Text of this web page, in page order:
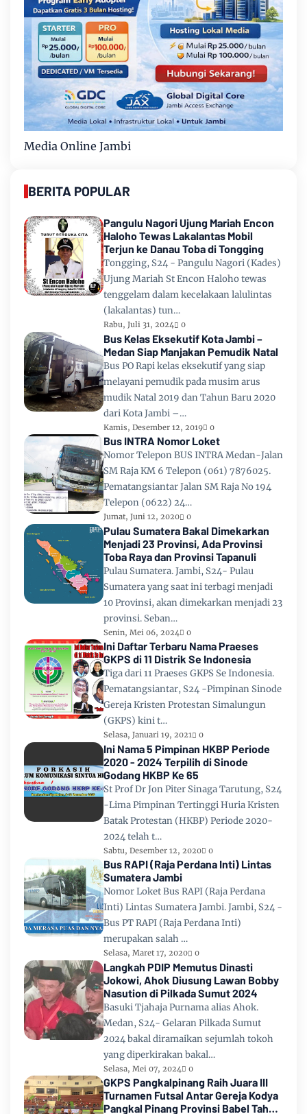
Media Online Jambi
BERITA POPULAR
Pangulu Nagori Ujung Mariah Encon
Haloho Tewas Lakalantas Mobil
Terjun ke Danau Toba di Tongging
Tongging, S24 - Pangulu Nagori (Kades)
Ujung Mariah St Encon Haloho tewas
tenggelam dalam kecelakaan lalulintas
(lakalantas) tun…
Rabu, Juli 31, 2024 0
Bus Kelas Eksekutif Kota Jambi –
Medan Siap Manjakan Pemudik Natal
Bus PO Rapi kelas eksekutif yang siap
melayani pemudik pada musim arus
mudik Natal 2019 dan Tahun Baru 2020
dari Kota Jambi –…
Kamis, Desember 12, 2019 0
Bus INTRA Nomor Loket
Nomor Telepon BUS INTRA Medan-Jalan
SM Raja KM 6 Telepon (061) 7876025.
Pematangsiantar Jalan SM Raja No 194
Telepon (0622) 24…
Jumat, Juni 12, 2020 0
Pulau Sumatera Bakal Dimekarkan
Menjadi 23 Provinsi, Ada Provinsi
Toba Raya dan Provinsi Tapanuli
Pulau Sumatera. Jambi, S24- Pulau
Sumatera yang saat ini terbagi menjadi
10 Provinsi, akan dimekarkan menjadi 23
provinsi. Seban…
Senin, Mei 06, 2024 0
Ini Daftar Terbaru Nama Praeses
GKPS di 11 Distrik Se Indonesia
Tiga dari 11 Praeses GKPS Se Indonesia.
Pematangsiantar, S24 -Pimpinan Sinode
Gereja Kristen Protestan Simalungun
(GKPS) kini t…
Selasa, Januari 19, 2021 0
Ini Nama 5 Pimpinan HKBP Periode
2020 - 2024 Terpilih di Sinode
Godang HKBP Ke 65
St Prof Dr Jon Piter Sinaga Tarutung, S24
-Lima Pimpinan Tertinggi Huria Kristen
Batak Protestan (HKBP) Periode 2020-
2024 telah t…
Sabtu, Desember 12, 2020 0
Bus RAPI (Raja Perdana Inti) Lintas
Sumatera Jambi
Nomor Loket Bus RAPI (Raja Perdana
Inti) Lintas Sumatera Jambi. Jambi, S24 -
Bus PT RAPI (Raja Perdana Inti)
merupakan salah …
Selasa, Maret 17, 2020 0
Langkah PDIP Memutus Dinasti
Jokowi, Ahok Diusung Lawan Bobby
Nasution di Pilkada Sumut 2024
Basuki Tjahaja Purnama alias Ahok.
Medan, S24- Gelaran Pilkada Sumut
2024 bakal diramaikan sejumlah tokoh
yang diperkirakan bakal…
Selasa, Mei 07, 2024 0
GKPS Pangkalpinang Raih Juara III
Turnamen Futsal Antar Gereja Kodya
Pangkal Pinang Provinsi Babel Tahun